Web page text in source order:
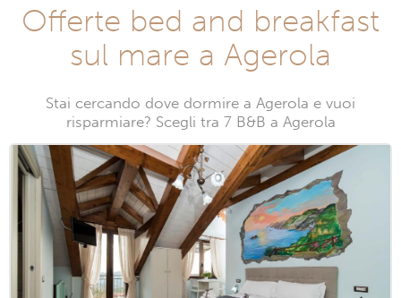
Offerte bed and breakfast
sul mare a Agerola
Stai cercando dove dormire a Agerola e vuoi
risparmiare? Scegli tra 7 B&B a Agerola